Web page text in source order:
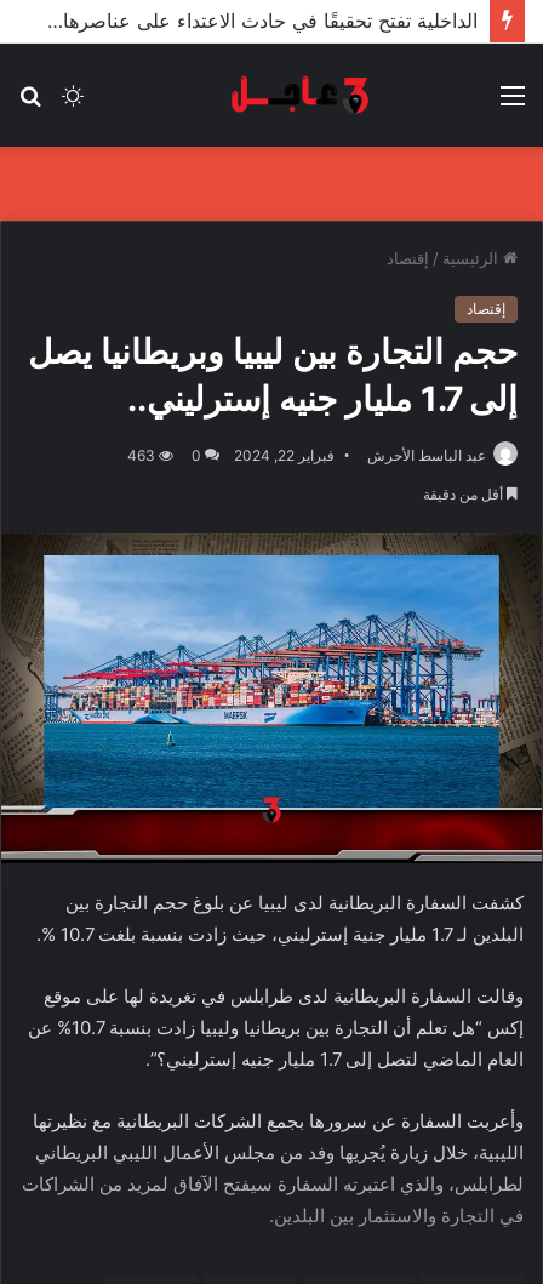
الأعور: اتفاقية ترسيم الحدود مع تركيا على طاولة النواب والاعتماد مرجّح
الوضع
القائمة
الرئيسية / إقتصاد
إقتصاد
حجم التجارة بين ليبيا وبريطانيا يصل
إلى 1.7 مليار جنيه إسترليني..
عبد الباسط الأحرش فبراير 22, 2024 0
463
أقل من دقيقة
كشفت السفارة البريطانية لدى ليبيا عن بلوغ حجم التجارة بين
البلدين لـ 1.7 مليار جنية إسترليني، حيث زادت بنسبة بلغت 10.7 ‎%‎.
وقالت السفارة البريطانية لدى طرابلس في تغريدة لها على موقع
إكس “هل تعلم أن التجارة بين بريطانيا وليبيا زادت بنسبة 10.7% عن
العام الماضي لتصل إلى 1.7 مليار جنيه إسترليني؟”.
وأعربت السفارة عن سرورها بجمع الشركات البريطانية مع نظيرتها
الليبية، خلال زيارة يُجريها وفد من مجلس الأعمال الليبي البريطاني
لطرابلس، والذي اعتبرته السفارة سيفتح الآفاق لمزيد من الشراكات
في التجارة والاستثمار بين البلدين.